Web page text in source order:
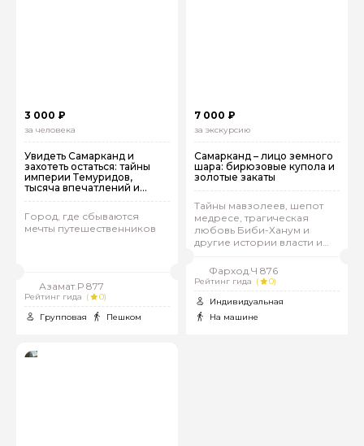
3 000 ₽
за человека
Увидеть Самарканд и
захотеть остаться: тайны
империи Темуридов,
тысяча впечатлений и
невероятно вкусный плов
Город, где сбываются
мечты путешественников
Азамат.Р 877
Рейтинг гида (
0)
Групповая
Пешком
7 000 ₽
за экскурсию
Самарканд – лицо земного
шара: бирюзовые купола и
золотые закаты
Тайны мавзолеев, шепот
медресе, трагическая
любовь Биби-Ханум и
другие истории власти и
Фарход.Ч 876
Рейтинг гида (
0)
Индивидуальная
На машине